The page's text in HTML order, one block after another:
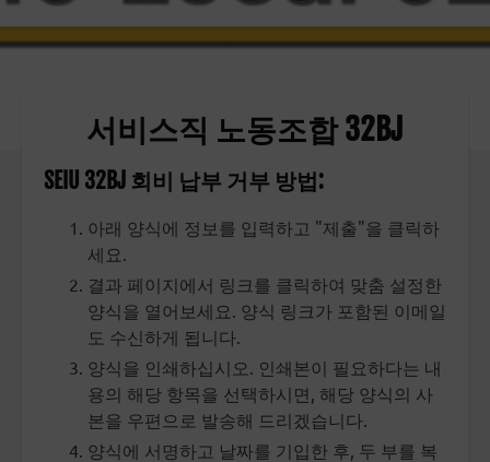
서비스직 노동조합 32BJ
SEIU 32BJ 회비 납부 거부 방법:
아래 양식에 정보를 입력하고 "제출"을 클릭하
세요.
결과 페이지에서 링크를 클릭하여 맞춤 설정한
양식을 열어보세요. 양식 링크가 포함된 이메일
도 수신하게 됩니다.
양식을 인쇄하십시오. 인쇄본이 필요하다는 내
용의 해당 항목을 선택하시면, 해당 양식의 사
본을 우편으로 발송해 드리겠습니다.
양식에 서명하고 날짜를 기입한 후, 두 부를 복